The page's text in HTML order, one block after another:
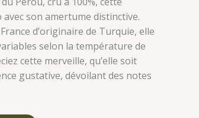
son amertume distinctive.
d’originaire de Turquie, elle
selon la température de
cette merveille, qu’elle soit
gustative, dévoilant des notes